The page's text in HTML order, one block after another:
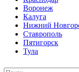
Воронеж
Калуга
Нижний
Ставрополь
Пятигорск
Тула